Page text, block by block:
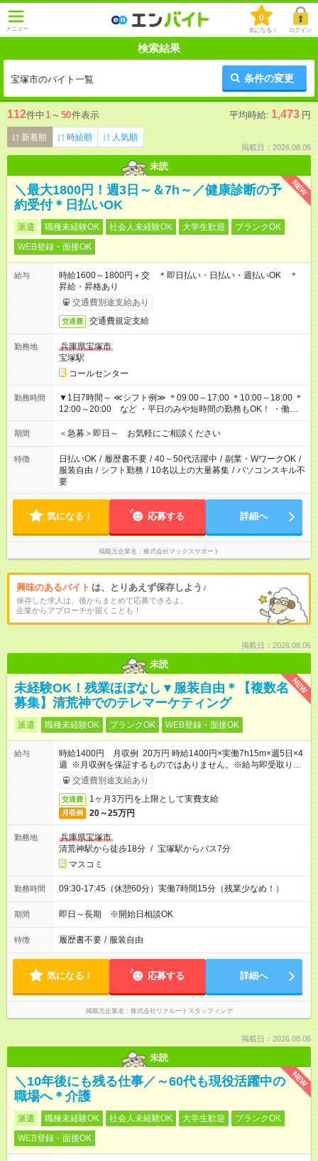
メニュー
0
気になる！ ログイン
検索結果
宝塚市のバイト一覧 条件の変更
112件中1 ～ 50件表示 平均時給: 1,473 円
新着順 時給順 人気順
掲載日：2026.08.06
未読
NEW
＼最大1800円！週3日～＆7h～／健康診断の予
約受付＊日払いOK
派遣 職種未経験OK 社会人未経験OK 大学生歓迎
ブランクOK
WEB登録・面接OK
給与
時給1600～1800円＋交 ＊即日払い・日払い・週払いOK ＊
昇給・昇格あり
交通費別途支給あり
交通費 交通費規定支給
勤務地
兵庫県宝塚市
宝塚駅
コールセンター
勤務時間
▼1日7時間～ ≪シフト例≫ ＊09:00～17:00 ＊10:00～18:00 ＊
12:00～20:00 など ・平日のみや短時間の勤務もOK！ ・働き
方はお気軽にご相談下さい
期間 ＜急募＞即日～ お気軽にご相談ください
特徴 日払いOK / 履歴書不要 / 40～50代活躍中 / 副業・WワークOK /
服装自由 / シフト勤務 / 10名以上の大量募集 / パソコンスキル不
要
気になる！ 応募する 詳細へ
掲載元企業名 株式会社マックスサポート
興味のあるバイト は、とりあえず保存しよう♪
保存した求人は、後からまとめて応募できるよ。
企業からアプローチが届くことも！
掲載日：2026.08.06
未読
NEW
未経験OK！残業ほぼなし▼服装自由＊【複数名
募集】清荒神でのテレマーケティング
派遣 職種未経験OK ブランクOK WEB登録・面接OK
給与
時給1400円 月収例 20万円 時給1400円×実働7h15m×週5日×4
週 ※月収例を保証するものではありません。※給与即受取りサ
ービス利用可（利用条件有）
交通費別途支給あり
交通費 1ヶ月3万円を上限として実費支給
月収例 20～25万円
勤務地
兵庫県宝塚市
清荒神駅から徒歩18分 / 宝塚駅からバス7分
マスコミ
勤務時間 09:30-17:45（休憩60分）実働7時間15分（残業少なめ！）
期間 即日～長期 ※開始日相談OK
特徴 履歴書不要 / 服装自由
気になる！ 応募する 詳細へ
掲載元企業名 株式会社リクルートスタッフィング
掲載日：2026.08.06
未読
NEW
＼10年後にも残る仕事／～60代も現役活躍中の
職場へ＊介護
派遣 職種未経験OK 社会人未経験OK 大学生歓迎
ブランクOK
WEB登録・面接OK